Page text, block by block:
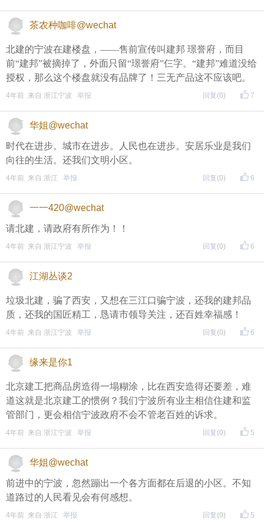
茶农种咖啡@wechat
北建的宁波在建楼盘，——售前宣传叫建邦 璟誉府，而目
前“建邦”被摘掉了，外面只留“璟誉府”仨字。“建邦”难道没给
授权，那么这个楼盘就没有品牌了！三无产品这不应该吧。
7
4年前 来自 浙江宁波 举报 回复 (0)
华姐@wechat
时代在进步。城市在进步。人民也在进步。安居乐业是我们
向往的生活。还我们文明小区。
6
4年前 来自 浙江 举报 回复 (0)
一一420@wechat
请北建，请政府有所作为！！
6
4年前 来自 浙江宁波 举报 回复 (0)
江湖丛谈2
垃圾北建，骗了西安，又想在三江口骗宁波，还我的建邦品
质，还我的国匠精工，恳请市领导关注，还百姓幸福感！
6
4年前 来自 浙江宁波 举报 回复 (0)
缘来是你1
北京建工把商品房造得一塌糊涂，比在西安造得还要差，难
道这就是北京建工的惯例？我们宁波所有业主相信住建和监
管部门，更会相信宁波政府不会不管老百姓的诉求。
5
4年前 来自 浙江宁波 举报 回复 (0)
华姐@wechat
前进中的宁波，忽然蹦出一个各方面都在后退的小区。不知
道路过的人民看见会有何感想。
5
4年前 来自 浙江 举报 回复 (0)